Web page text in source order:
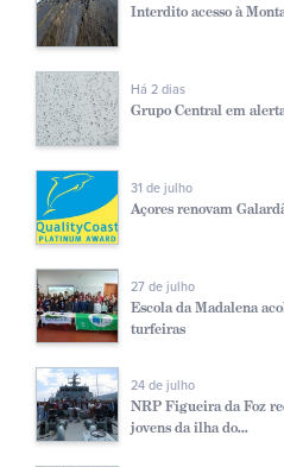
Interdito acesso à
Há 2 dias
Grupo Central em
31 de julho
Açores renovam
27 de julho
Escola da Madalena
turfeiras
24 de julho
NRP Figueira da Foz
jovens da ilha do...